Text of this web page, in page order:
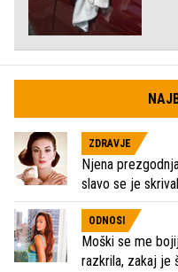
ZDRAVJE
Njena
slavo se je
ODNOSI
Moški se me
razkrila, zakaj je